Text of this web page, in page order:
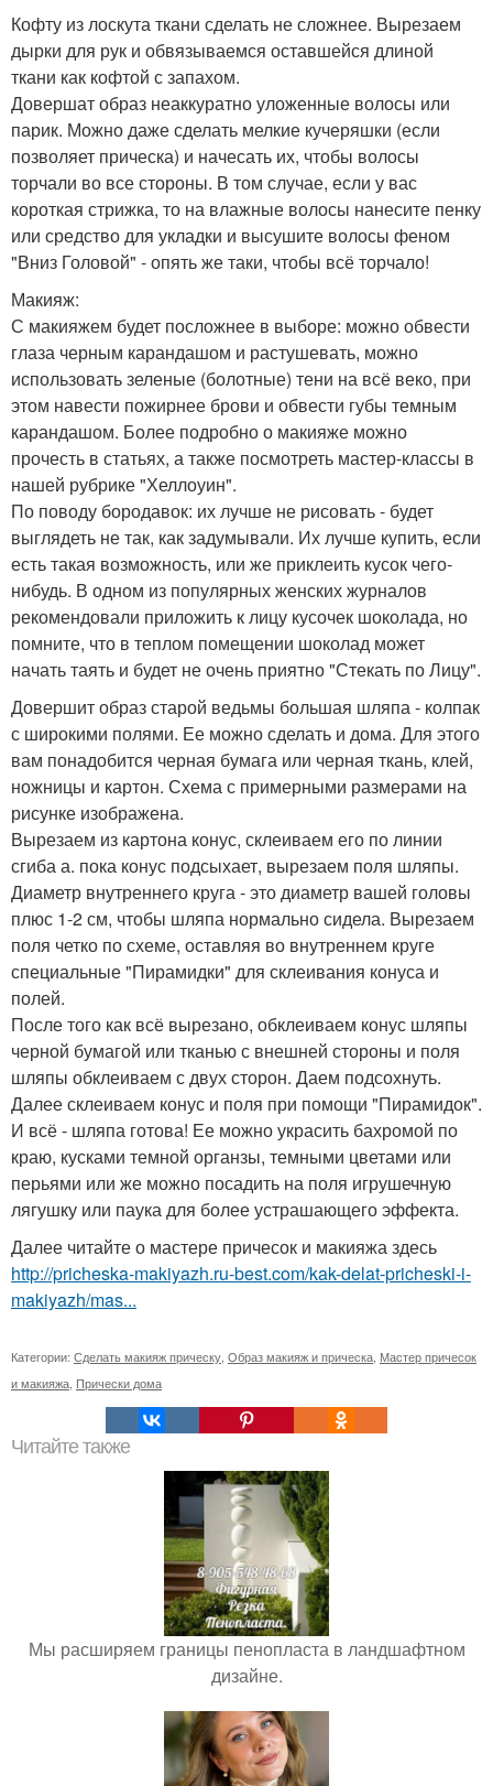
Кофту из лоскута ткани сделать не сложнее. Вырезаем
дырки для рук и обвязываемся оставшейся длиной
ткани как кофтой с запахом.
Довершат образ неаккуратно уложенные волосы или
парик. Можно даже сделать мелкие кучеряшки (если
позволяет прическа) и начесать их, чтобы волосы
торчали во все стороны. В том случае, если у вас
короткая стрижка, то на влажные волосы нанесите пенку
или средство для укладки и высушите волосы феном
"Вниз Головой" - опять же таки, чтобы всё торчало!
Макияж:
С макияжем будет посложнее в выборе: можно обвести
глаза черным карандашом и растушевать, можно
использовать зеленые (болотные) тени на всё веко, при
этом навести пожирнее брови и обвести губы темным
карандашом. Более подробно о макияже можно
прочесть в статьях, а также посмотреть мастер-классы в
нашей рубрике "Хеллоуин".
По поводу бородавок: их лучше не рисовать - будет
выглядеть не так, как задумывали. Их лучше купить, если
есть такая возможность, или же приклеить кусок чего-
нибудь. В одном из популярных женских журналов
рекомендовали приложить к лицу кусочек шоколада, но
помните, что в теплом помещении шоколад может
начать таять и будет не очень приятно "Стекать по Лицу".
Довершит образ старой ведьмы большая шляпа - колпак
с широкими полями. Ее можно сделать и дома. Для этого
вам понадобится черная бумага или черная ткань, клей,
ножницы и картон. Схема с примерными размерами на
рисунке изображена.
Вырезаем из картона конус, склеиваем его по линии
сгиба а. пока конус подсыхает, вырезаем поля шляпы.
Диаметр внутреннего круга - это диаметр вашей головы
плюс 1-2 см, чтобы шляпа нормально сидела. Вырезаем
поля четко по схеме, оставляя во внутреннем круге
специальные "Пирамидки" для склеивания конуса и
полей.
После того как всё вырезано, обклеиваем конус шляпы
черной бумагой или тканью с внешней стороны и поля
шляпы обклеиваем с двух сторон. Даем подсохнуть.
Далее склеиваем конус и поля при помощи "Пирамидок".
И всё - шляпа готова! Ее можно украсить бахромой по
краю, кусками темной органзы, темными цветами или
перьями или же можно посадить на поля игрушечную
лягушку или паука для более устрашающего эффекта.
Далее читайте о мастере причесок и макияжа здесь
http://pricheska-makiyazh.ru-best.com/kak-delat-pricheski-i-
makiyazh/mas...
Категории: Сделать макияж прическу Образ макияж и прическа Мастер причесок
и макияжа Прически дома
Читайте также
Мы расширяем границы пенопласта в ландшафтном
дизайне.